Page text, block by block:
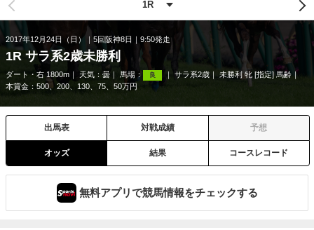
2017年12月24日（日） 5回阪神8日 9:50発走
1R サラ系2歳未勝利
ダート・右 1800m 天気： 曇 馬場： 良 サラ系2歳
未勝利 牝 [指定] 馬齢
本賞金：500、200、130、75、50万円
出馬表 対戦成績 予想
オッズ 結果 コースレコード
無料アプリで競馬情報をチェックする